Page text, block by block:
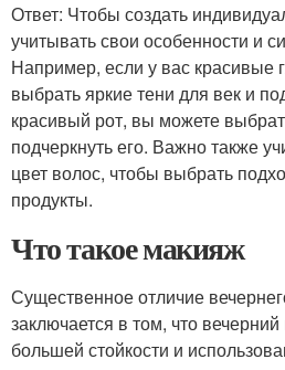
Ответ: Чтобы создать
учитывать свои особенности и
Например, если у вас красивые
выбрать яркие тени для век и
красивый рот, вы можете
подчеркнуть его. Важно также
цвет волос, чтобы выбрать
продукты.
Что такое макияж
Существенное отличие
заключается в том, что
большей стойкости и